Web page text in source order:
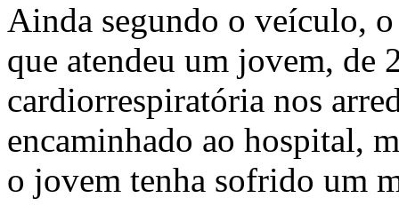
Ainda segundo o veículo,
que atendeu um jovem, de
cardiorrespiratória nos
encaminhado ao hospital,
o jovem tenha sofrido um